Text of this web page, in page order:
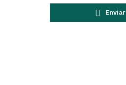
Enviar